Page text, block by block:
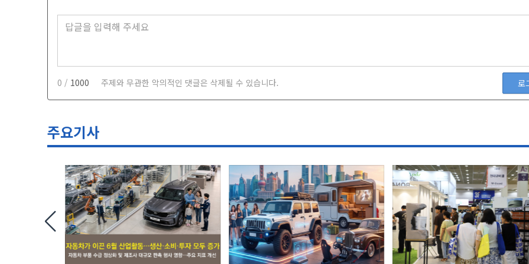
0 / 1000 주제와 무관한 악의적인 댓글은 삭제될 수 있습니다. 로
주요기사